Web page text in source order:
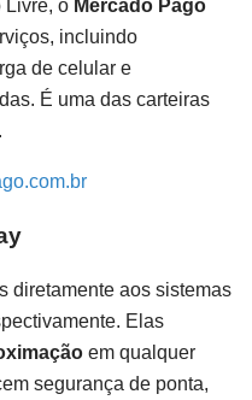
Livre, o Mercado Pago
incluindo
de celular e
É uma das carteiras
diretamente aos sistemas
Elas
em qualquer
segurança de ponta,